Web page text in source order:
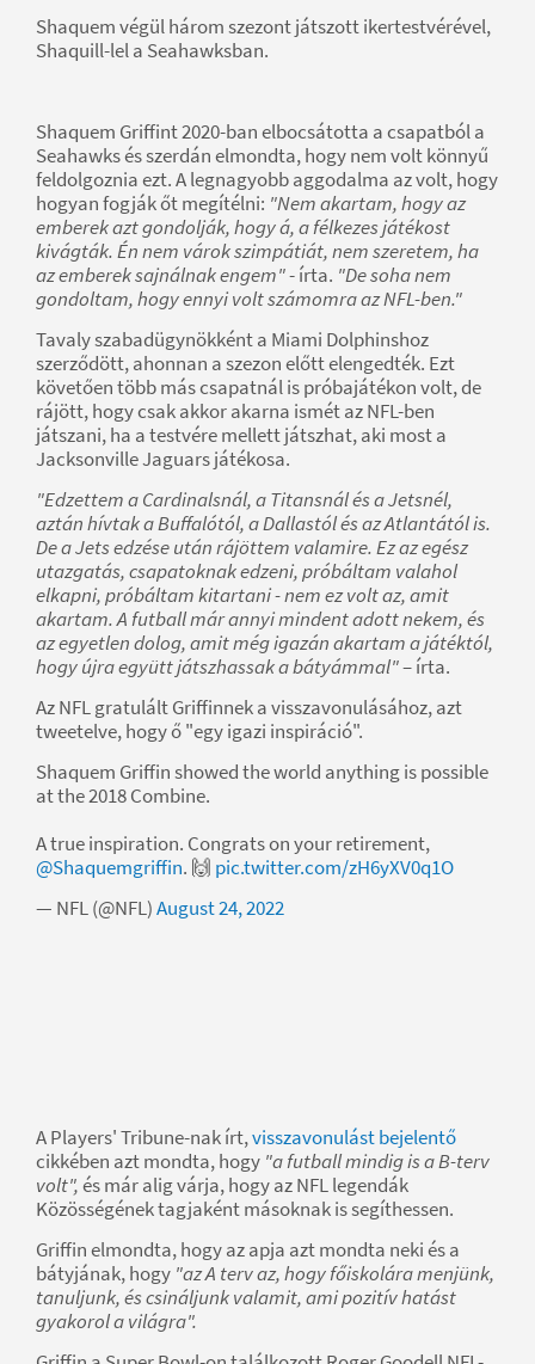
Shaquem végül három szezont játszott ikertestvérével,
Shaquill-lel a Seahawksban.
Shaquem Griffint 2020-ban elbocsátotta a csapatból a
Seahawks és szerdán elmondta, hogy nem volt könnyű
feldolgoznia ezt. A legnagyobb aggodalma az volt, hogy
hogyan fogják őt megítélni: "Nem akartam, hogy az
emberek azt gondolják, hogy á, a félkezes játékost
kivágták. Én nem várok szimpátiát, nem szeretem, ha
az emberek sajnálnak engem"- írta. "De soha nem
gondoltam, hogy ennyi volt számomra az NFL-ben."
Tavaly szabadügynökként a Miami Dolphinshoz
szerződött, ahonnan a szezon előtt elengedték. Ezt
követően több más csapatnál is próbajátékon volt, de
rájött, hogy csak akkor akarna ismét az NFL-ben
játszani, ha a testvére mellett játszhat, aki most a
Jacksonville Jaguars játékosa.
"Edzettem a Cardinalsnál, a Titansnál és a Jetsnél,
aztán hívtak a Buffalótól, a Dallastól és az Atlantától is.
De a Jets edzése után rájöttem valamire. Ez az egész
utazgatás, csapatoknak edzeni, próbáltam valahol
elkapni, próbáltam kitartani - nem ez volt az, amit
akartam. A futball már annyi mindent adott nekem, és
az egyetlen dolog, amit még igazán akartam a játéktól,
hogy újra együtt játszhassak a bátyámmal"– írta.
Az NFL gratulált Griffinnek a visszavonulásához, azt
tweetelve, hogy ő "egy igazi inspiráció".
Shaquem Griffin showed the world anything is possible
at the 2018 Combine.
A true inspiration. Congrats on your retirement,
@Shaquemgriffin. 🙌 pic.twitter.com/zH6yXV0q1O
— NFL (@NFL)August 24, 2022
A Players' Tribune-nak írt,visszavonulást bejelentő
cikkében azt mondta, hogy "a futball mindig is a B-terv
volt",és már alig várja, hogy az NFL legendák
Közösségének tagjaként másoknak is segíthessen.
Griffin elmondta, hogy az apja azt mondta neki és a
bátyjának, hogy "az A terv az, hogy főiskolára menjünk,
tanuljunk, és csináljunk valamit, ami pozitív hatást
gyakorol a világra".